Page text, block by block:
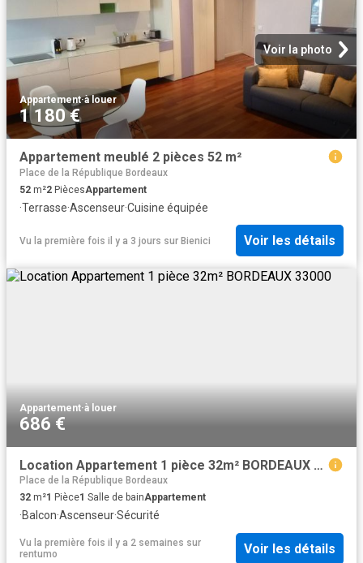
Voir la photo
Appartement·à louer
1 180 €
Appartement meublé 2 pièces 52 m²
Place de la République Bordeaux
52 m²2 PiècesAppartement
·Terrasse·Ascenseur·Cuisine équipée
Vu la première fois il y a 3 jours sur Bienici Voir les détails
Appartement·à louer
686 €
Location Appartement 1 pièce 32m² BORDEAUX 33000
Place de la République Bordeaux
32 m²1 Pièce1 Salle de bainAppartement
·Balcon·Ascenseur·Sécurité
Vu la première fois il y a 2 semaines sur
rentumo
Voir les détails